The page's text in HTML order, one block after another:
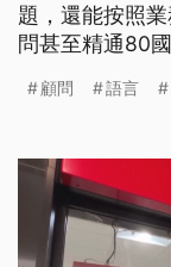
題，還能按照
問甚至精通80
顧問 語言